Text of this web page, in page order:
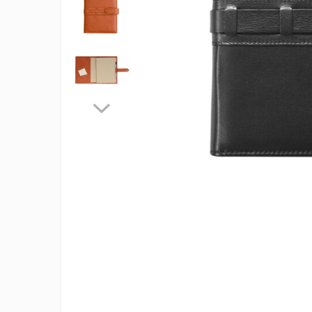
Creioane personalizate
Seturi si Cutii intrumente de scris
Markere evidentiatoare text
Printuri, Bannere, Canvas